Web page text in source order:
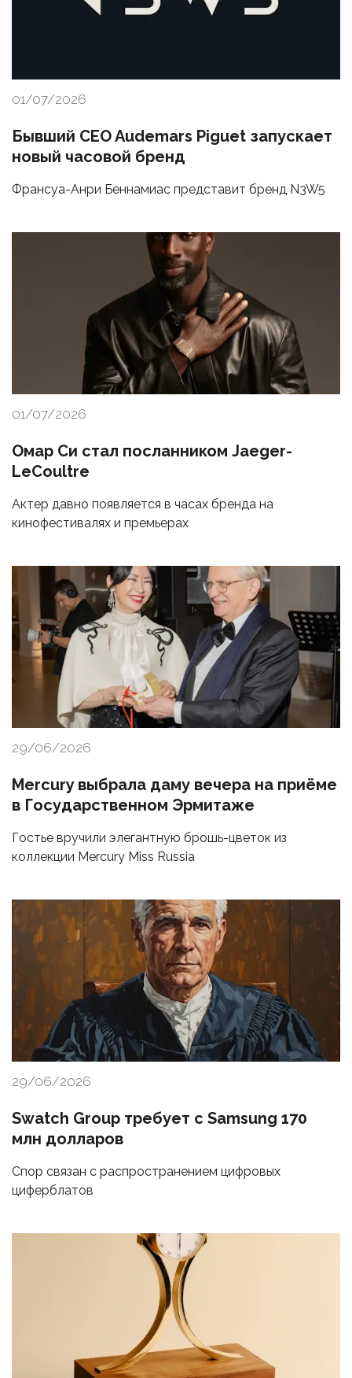
01/07/2026
Бывший CEO Audemars Piguet запускает
новый часовой бренд
Франсуа-Анри Беннамиас представит бренд N3W5
01/07/2026
Омар Си стал посланником Jaeger-
LeCoultre
Актер давно появляется в часах бренда на
кинофестивалях и премьерах
29/06/2026
Mercury выбрала даму вечера на приёме
в Государственном Эрмитаже
Гостье вручили элегантную брошь-цветок из
коллекции Mercury Miss Russia
29/06/2026
Swatch Group требует с Samsung 170
млн долларов
Спор связан с распространением цифровых
циферблатов